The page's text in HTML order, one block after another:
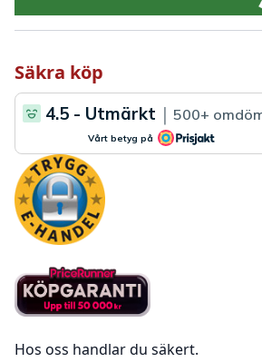
Säkra köp
Hos oss handlar du säkert.